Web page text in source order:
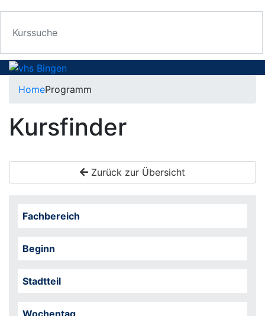
HomeProgramm
Kursfinder
Zurück zur Übersicht
Fachbereich
Beginn
Stadtteil
Wochentag